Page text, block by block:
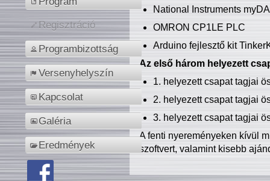
Regisztráció
Programbizottság
Versenyhelyszín
Kapcsolat
Galéria
Eredmények
National Instruments
OMRON CP1LE PLC
Arduino fejlesztő kit
Az első három helyezett
1. helyezett csapat tagjai
2. helyezett csapat tagjai
3. helyezett csapat tagjai
A fenti nyereményeken kívül
szoftvert, valamint kisebb